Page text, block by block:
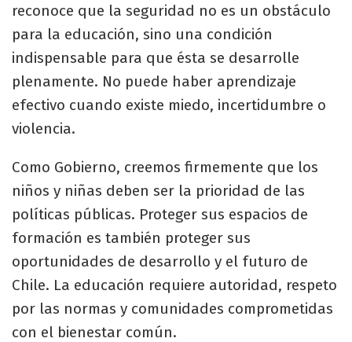
reconoce que la seguridad no es un obstáculo
para la educación, sino una condición
indispensable para que ésta se desarrolle
plenamente. No puede haber aprendizaje
efectivo cuando existe miedo, incertidumbre o
violencia.
Como Gobierno, creemos firmemente que los
niños y niñas deben ser la prioridad de las
políticas públicas. Proteger sus espacios de
formación es también proteger sus
oportunidades de desarrollo y el futuro de
Chile. La educación requiere autoridad, respeto
por las normas y comunidades comprometidas
con el bienestar común.